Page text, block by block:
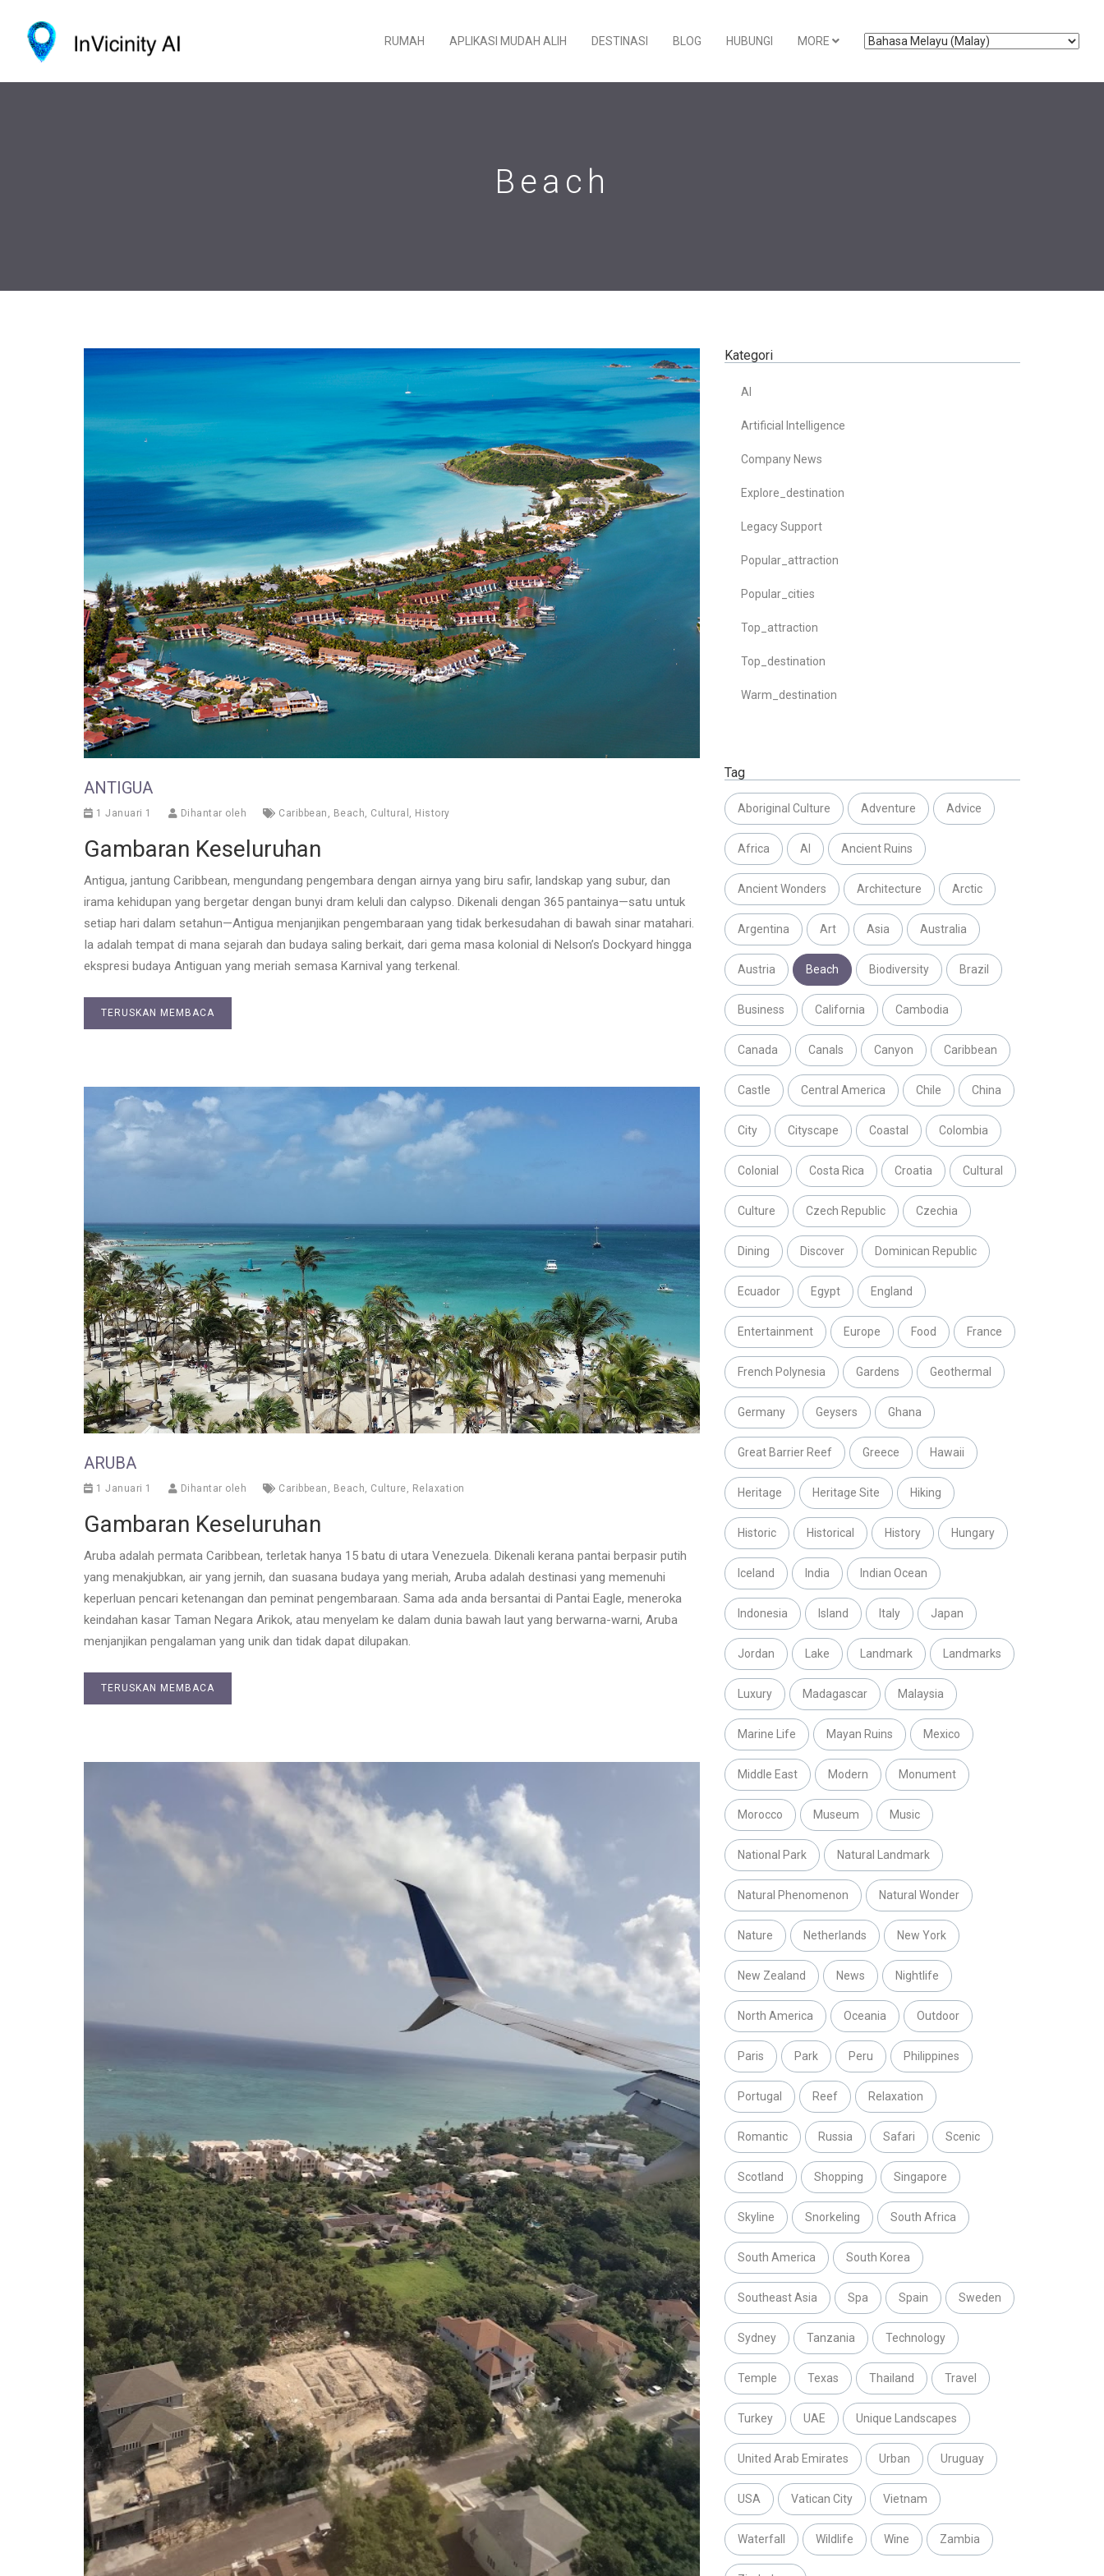
RUMAH APLIKASI MUDAH ALIH DESTINASI BLOG HUBUNGI MORE
Beach
ANTIGUA
1 Januari 1 Dihantar oleh Caribbean Beach Cultural History
Gambaran Keseluruhan
Antigua, jantung Caribbean, mengundang pengembara dengan airnya yang biru safir, landskap yang subur, dan
irama kehidupan yang bergetar dengan bunyi dram keluli dan calypso. Dikenali dengan 365 pantainya—satu untuk
setiap hari dalam setahun—Antigua menjanjikan pengembaraan yang tidak berkesudahan di bawah sinar matahari.
Ia adalah tempat di mana sejarah dan budaya saling berkait, dari gema masa kolonial di Nelson’s Dockyard hingga
ekspresi budaya Antiguan yang meriah semasa Karnival yang terkenal.
TERUSKAN MEMBACA
ARUBA
1 Januari 1 Dihantar oleh Caribbean Beach Culture Relaxation
Gambaran Keseluruhan
Aruba adalah permata Caribbean, terletak hanya 15 batu di utara Venezuela. Dikenali kerana pantai berpasir putih
yang menakjubkan, air yang jernih, dan suasana budaya yang meriah, Aruba adalah destinasi yang memenuhi
keperluan pencari ketenangan dan peminat pengembaraan. Sama ada anda bersantai di Pantai Eagle, meneroka
keindahan kasar Taman Negara Arikok, atau menyelam ke dalam dunia bawah laut yang berwarna-warni, Aruba
menjanjikan pengalaman yang unik dan tidak dapat dilupakan.
TERUSKAN MEMBACA
Kategori
AI
Artificial Intelligence
Company News
Explore_destination
Legacy Support
Popular_attraction
Popular_cities
Top_attraction
Top_destination
Warm_destination
Tag
Aboriginal Culture Adventure Advice
Africa AI Ancient Ruins
Ancient Wonders Architecture Arctic
Argentina Art Asia Australia
Austria Beach Biodiversity Brazil
Business California Cambodia
Canada Canals Canyon Caribbean
Castle Central America Chile China
City Cityscape Coastal Colombia
Colonial Costa Rica Croatia Cultural
Culture Czech Republic Czechia
Dining Discover Dominican Republic
Ecuador Egypt England
Entertainment Europe Food France
French Polynesia Gardens Geothermal
Germany Geysers Ghana
Great Barrier Reef Greece Hawaii
Heritage Heritage Site Hiking
Historic Historical History Hungary
Iceland India Indian Ocean
Indonesia Island Italy Japan
Jordan Lake Landmark Landmarks
Luxury Madagascar Malaysia
Marine Life Mayan Ruins Mexico
Middle East Modern Monument
Morocco Museum Music
National Park Natural Landmark
Natural Phenomenon Natural Wonder
Nature Netherlands New York
New Zealand News Nightlife
North America Oceania Outdoor
Paris Park Peru Philippines
Portugal Reef Relaxation
Romantic Russia Safari Scenic
Scotland Shopping Singapore
Skyline Snorkeling South Africa
South America South Korea
Southeast Asia Spa Spain Sweden
Sydney Tanzania Technology
Temple Texas Thailand Travel
Turkey UAE Unique Landscapes
United Arab Emirates Urban Uruguay
USA Vatican City Vietnam
Waterfall Wildlife Wine Zambia